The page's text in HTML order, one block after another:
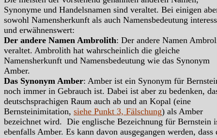
Synonyme und Handelsnamen sind veraltet. Bei einigen
sowohl Namensherkunft als auch Namensbedeutung
und erwähnenswert:
Der andere Namen Ambrolith: Der andere Namen
veraltet. Ambrolith hat wahrscheinlich die gleiche
Namensherkunft und Namensbedeutung wie das Synonym
Amber.
Das Synonym Amber: Amber ist ein Synonym für
noch immer in Gebrauch ist. Dabei ist aber zu bedenken,
deutschsprachigen Raum auch ab und an Kopal (eine
Bernsteinimitation, siehe Punkt 3, Fälschung) als Amber
bezeichnet wird. Die englische Bezeichnung für Bernstein
ebenfalls Amber. Es kann davon ausgegangen werden, dass